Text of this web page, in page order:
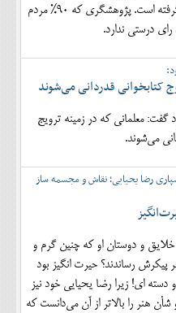
فرهنگ هند و اروپایی از آن سرچشمه گرفته است. پژوهشگری که 90% مردم
رای درستی ندارد.
کتابخوانی قدردانی می‌شوند
گفت: معلمانی که در زمینه ترویج
می‌شوند.
رضا یحیایی؛ نقاش و مجسمه ساز
و دوستان او که چنین گرم و
پیکرش رساندند؟ حیرت انگیز بود
ای! زیرا رضا یحیایی خود نیز
هنر را بالاتر از آن می‌دانست که